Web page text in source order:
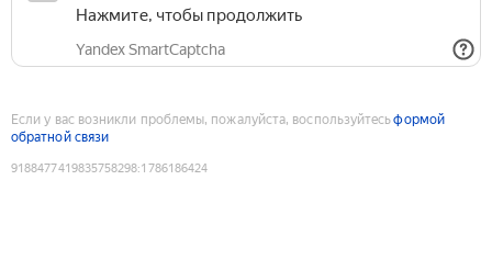
Нажмите, чтобы продолжить
Yandex SmartCaptcha
Если у вас возникли проблемы, пожалуйста, воспользуйтесьформой
обратной связи
9188477419835758298:1786186424